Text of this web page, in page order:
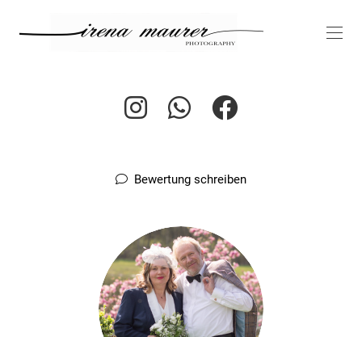
Bewertung schreiben